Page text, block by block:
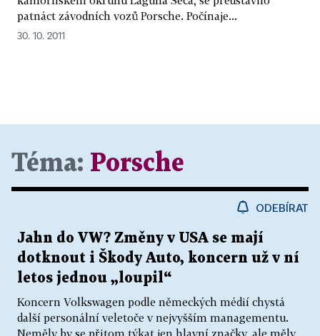
patnáct závodních vozů Porsche. Počínaje...
30. 10. 2011
Téma: Porsche
ODEBÍRAT
Jahn do VW? Změny v USA se mají
dotknout i Škody Auto, koncern už v ní
letos jednou „loupil“
Koncern Volkswagen podle německých médií chystá
další personální veletoče v nejvyšším managementu.
Neměly by se přitom týkat jen hlavní značky, ale měly